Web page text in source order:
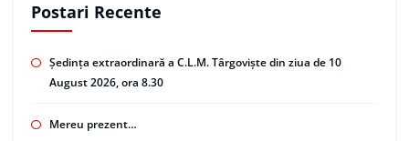
Postari Recente
Ședința extraordinară a C.L.M. Târgoviște din ziua de 10
August 2026, ora 8.30
Mereu prezent…